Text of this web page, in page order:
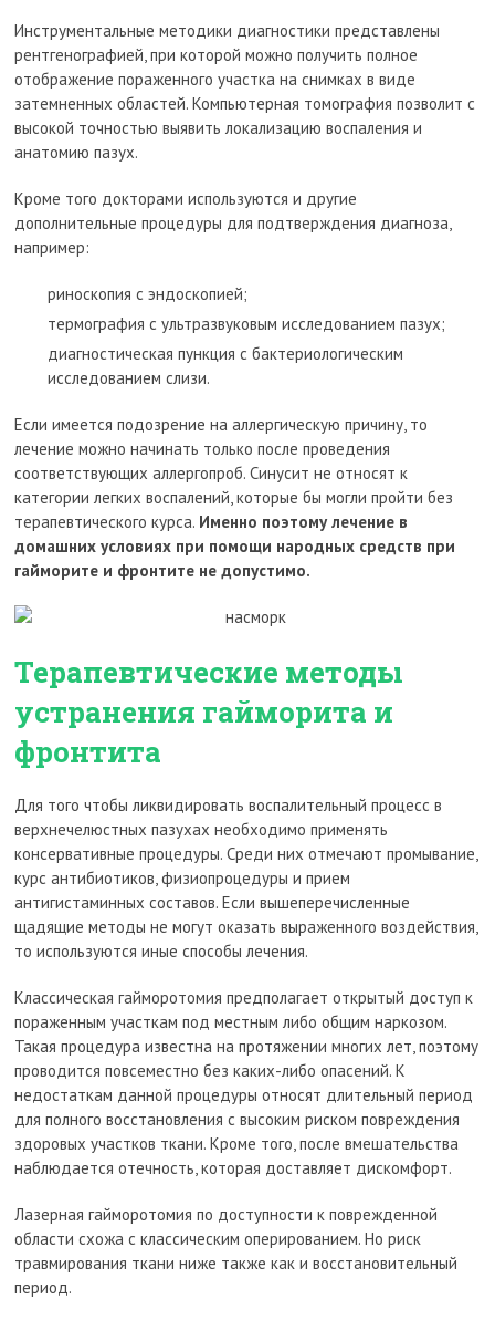
Инструментальные методики диагностики представлены
рентгенографией, при которой можно получить полное
отображение пораженного участка на снимках в виде
затемненных областей. Компьютерная томография позволит с
высокой точностью выявить локализацию воспаления и
анатомию пазух.
Кроме того докторами используются и другие
дополнительные процедуры для подтверждения диагноза,
например:
риноскопия с эндоскопией;
термография с ультразвуковым исследованием пазух;
диагностическая пункция с бактериологическим
исследованием слизи.
Если имеется подозрение на аллергическую причину, то
лечение можно начинать только после проведения
соответствующих аллергопроб. Синусит не относят к
категории легких воспалений, которые бы могли пройти без
терапевтического курса. Именно поэтому лечение в
домашних условиях при помощи народных средств при
гайморите и фронтите не допустимо.
Терапевтические методы
устранения гайморита и
фронтита
Для того чтобы ликвидировать воспалительный процесс в
верхнечелюстных пазухах необходимо применять
консервативные процедуры. Среди них отмечают промывание,
курс антибиотиков, физиопроцедуры и прием
антигистаминных составов. Если вышеперечисленные
щадящие методы не могут оказать выраженного воздействия,
то используются иные способы лечения.
Классическая гайморотомия предполагает открытый доступ к
пораженным участкам под местным либо общим наркозом.
Такая процедура известна на протяжении многих лет, поэтому
проводится повсеместно без каких-либо опасений. К
недостаткам данной процедуры относят длительный период
для полного восстановления с высоким риском повреждения
здоровых участков ткани. Кроме того, после вмешательства
наблюдается отечность, которая доставляет дискомфорт.
Лазерная гайморотомия по доступности к поврежденной
области схожа с классическим оперированием. Но риск
травмирования ткани ниже также как и восстановительный
период.